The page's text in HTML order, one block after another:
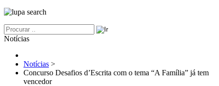
Notícias
Notícias >
Concurso Desafios d’Escrita com o tema “A Família” já tem
vencedor